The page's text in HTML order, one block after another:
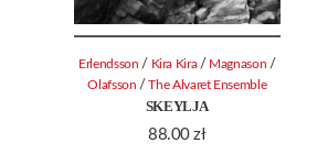
SKEYLJA
88.00zł
Erlendsson / Kira Kira / Magnason /
Olafsson /The Alvaret Ensemble